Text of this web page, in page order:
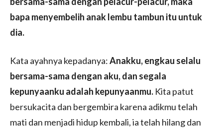
bapa menyembelih anak lembu tambun itu untuk
dia.
Kata ayahnya kepadanya:Anakku, engkau selalu
bersama-sama dengan aku, dan segala
kepunyaanku adalah kepunyaanmu. Kita patut
bersukacita dan bergembira karena adikmu telah
mati dan menjadi hidup kembali, ia telah hilang dan